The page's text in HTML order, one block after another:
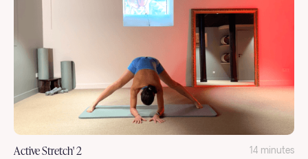
Active Stretch' 2
14 minutes